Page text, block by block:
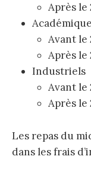
Après le
Avant le
Après le
Industriels
Avant le
Après le
Les repas du
dans les frais